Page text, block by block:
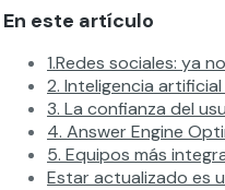
En este artículo
1.Redes sociales: ya
2. Inteligencia
3. La confianza del
4. Answer Engine
5. Equipos más
Estar actualizado es